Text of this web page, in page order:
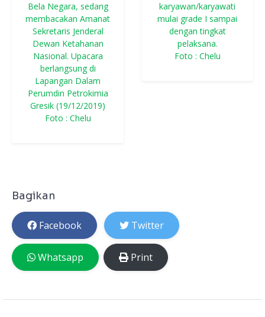
Bela Negara, sedang
membacakan Amanat
Sekretaris Jenderal
Dewan Ketahanan
Nasional. Upacara
berlangsung di
Lapangan Dalam
Perumdin Petrokimia
Gresik (19/12/2019)
Foto : Chelu
karyawan/karyawati
mulai grade I sampai
dengan tingkat
pelaksana.
Foto : Chelu
Bagikan
Facebook Twitter
Whatsapp Print